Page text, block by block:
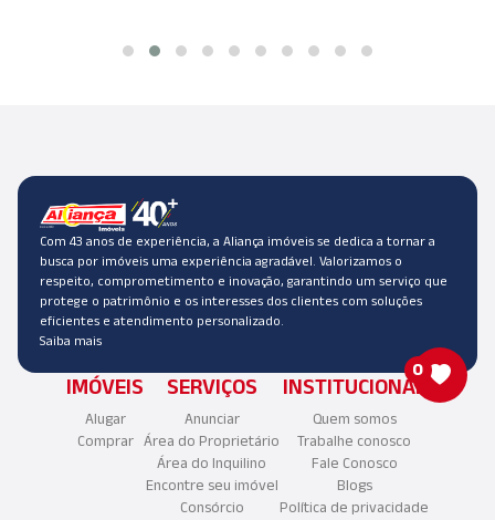
Com 43 anos de experiência, a Aliança imóveis se dedica a tornar a
busca por imóveis uma experiência agradável. Valorizamos o
respeito, comprometimento e inovação, garantindo um serviço que
protege o patrimônio e os interesses dos clientes com soluções
eficientes e atendimento personalizado.
Saiba mais
IMÓVEIS
Alugar
Comprar
SERVIÇOS
Anunciar
Área do Proprietário
Área do Inquilino
Encontre seu imóvel
Consórcio
INSTITUCIONAL
Quem somos
Trabalhe conosco
Fale Conosco
Blogs
Política de privacidade
0